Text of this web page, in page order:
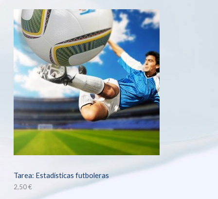
Tarea: Estadísticas futboleras
2,50€